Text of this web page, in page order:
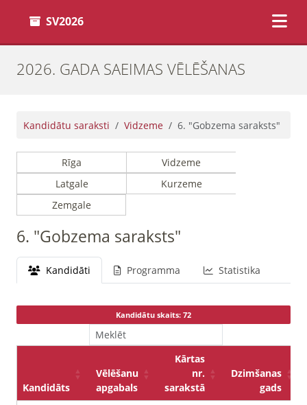
SV2026
2026. GADA SAEIMAS VĒLĒŠANAS
Kandidātu saraksti Vidzeme 6. "Gobzema saraksts"
Rīga
Vidzeme
Latgale
Kurzeme
Zemgale
6. "Gobzema saraksts"
Kandidāti Programma Statistika
Kandidātu skaits: 72
Kandidāts
Vēlēšanu
apgabals
Kārtas
nr.
sarakstā
Dzimšanas
gads